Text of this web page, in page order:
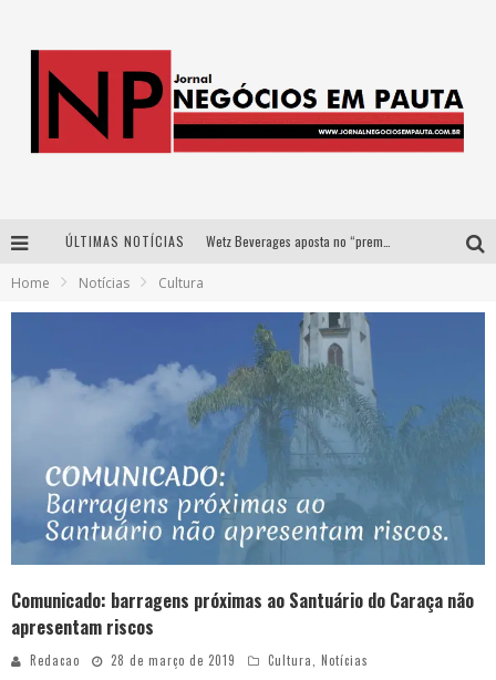
ÚLTIMAS NOTÍCIAS
Home Notícias Cultura
Comunicado: barragens próximas ao Santuário do Caraça não
apresentam riscos
Redacao 28 de março de 2019 Cultura, Notícias